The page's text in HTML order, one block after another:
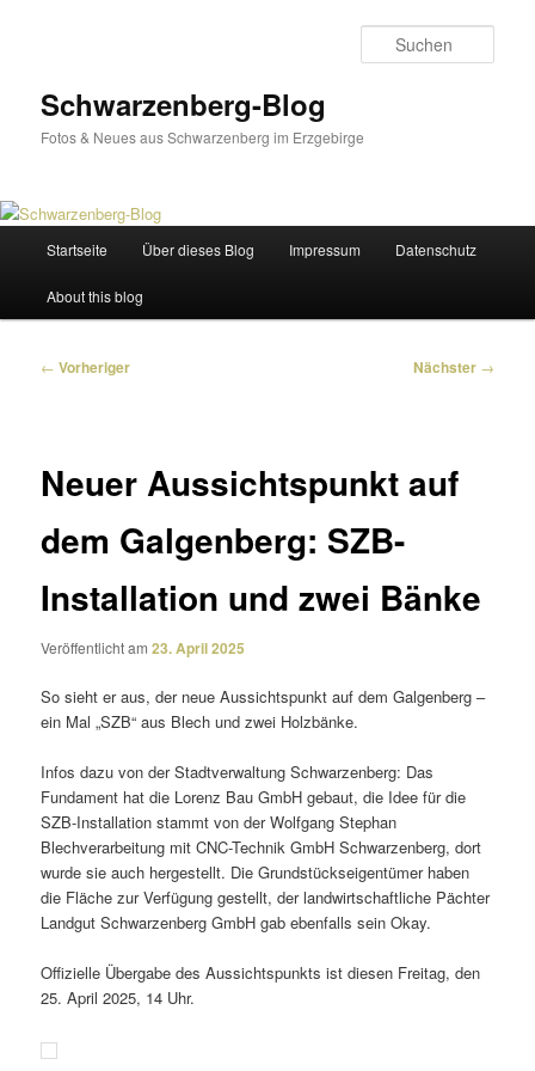
Schwarzenberg-Blog
Fotos & Neues aus Schwarzenberg im Erzgebirge
Startseite Über dieses Blog Impressum Datenschutz
About this blog
Beitragsnavigation
← Vorheriger Nächster →
Neuer Aussichtspunkt auf
dem Galgenberg: SZB-
Installation und zwei Bänke
Veröffentlicht am23. April 2025
So sieht er aus, der neue Aussichtspunkt auf dem Galgenberg –
ein Mal „SZB“ aus Blech und zwei Holzbänke.
Infos dazu von der Stadtverwaltung Schwarzenberg: Das
Fundament hat die Lorenz Bau GmbH gebaut, die Idee für die
SZB-Installation stammt von der Wolfgang Stephan
Blechverarbeitung mit CNC-Technik GmbH Schwarzenberg, dort
wurde sie auch herge­stellt. Die Grundstückseigentümer haben
die Fläche zur Verfügung gestellt, der land­wirt­schaft­liche Pächter
Landgut Schwarzenberg GmbH gab eben­falls sein Okay.
Offizielle Übergabe des Aussichtspunkts ist diesen Freitag, den
25. April 2025, 14 Uhr.